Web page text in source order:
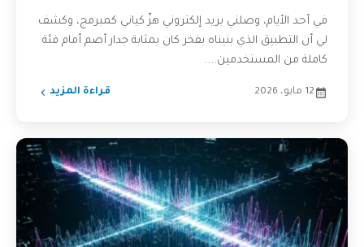
في أحد الأيام، وصلني بريد إلكتروني هزّ كياني كمبرمج، وكشف
لي أن التطبيق الذي بنيناه بفخر كان بمثابة جدار أصم أمام فئة
كاملة من المستخدمين....
12 مايو، 2026 قراءة المزيد